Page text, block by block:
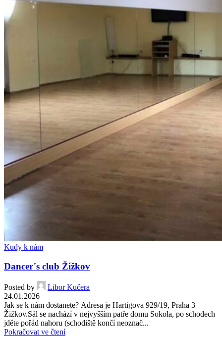
Kudy k nám
Dancer´s club Žižkov
Posted by
Libor Kučera
24.01.2026
Jak se k nám dostanete? Adresa je Hartigova 929/19, Praha 3 –
Žižkov.Sál se nachází v nejvyšším patře domu Sokola, po schodech
jděte pořád nahoru (schodiště končí neoznač...
Pokračovat ve čtení